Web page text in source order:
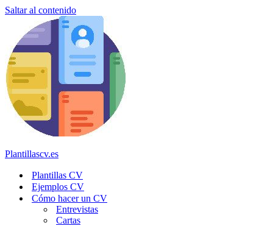
Saltar al contenido
Plantillascv.es
Plantillas CV
Ejemplos CV
Cómo hacer un CV
Entrevistas
Cartas